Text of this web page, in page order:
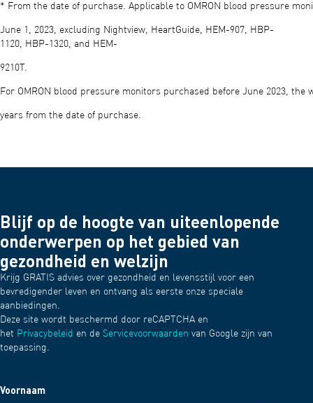
supportpagina. Dit is uw eerste aanspreekpunt voor het
oplossen van problemen en aanvullende begeleiding.
* From the date of purchase. Applicable to OMRON blood pressure
June 1, 2023, excluding Nightview, HeartGuide, HEM-907, HBP-
1120, HBP-1320, and HEM-
9210T.​
For OMRON blood pressure monitors purchased before June 2023,
years from the date of purchase.
Blijf op de hoogte van uiteenlopende
onderwerpen op het gebied van
gezondheid en welzijn
Krijg GRATIS advies over gezondheid en levensstijl voor een
bevredigender leven en ontvang als eerste onze speciale
aanbiedingen.
Deze site wordt beschermd door reCAPTCHA en
het Privacybeleid en de Servicevoorwaarden van Google zijn van
toepassing.
Voornaam